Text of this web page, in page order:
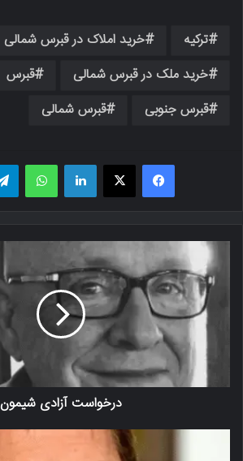
ترکیه
خرید املاک در قبرس شمالی
خرید ملک در قبرس شمالی
قبرس
قبرس جنوبی
قبرس شمالی
فیسبوک X لینکدین واتس اپ
درخواست آزادی شیمون